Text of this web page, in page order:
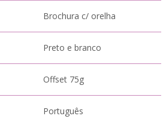
Brochura c/ orelha
Preto e branco
Offset 75g
Português